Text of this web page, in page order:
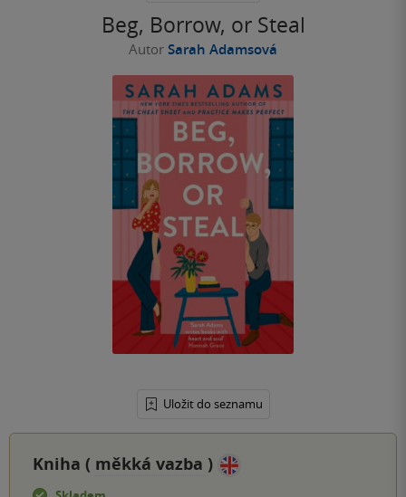
Beg, Borrow, or Steal
Autor Sarah Adamsová
Uložit do seznamu
Kniha ( měkká vazba )